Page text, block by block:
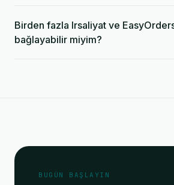
Birden fazla Irsaliyat ve
bağlayabilir miyim?
BUGÜN BAŞLAYIN